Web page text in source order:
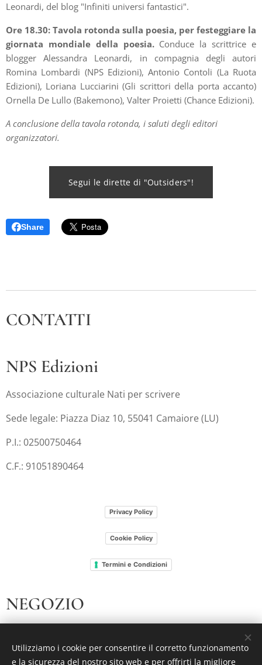
Leonardi, del blog "Infiniti universi fantastici".
Ore 18.30: Tavola rotonda sulla poesia, per festeggiare la
giornata mondiale della poesia.Conduce la scrittrice e
blogger Alessandra Leonardi, in compagnia degli autori
Romina Lombardi (NPS Edizioni), Antonio Contoli (La Ruota
Edizioni), Loriana Lucciarini (Gli scrittori della porta accanto)
Ornella De Lullo (Bakemono), Valter Proietti (Chance Edizioni).
A conclusione della tavola rotonda, i saluti degli editori
organizzatori.
Segui le dirette di "Outsiders"!
Share
CONTATTI
NPS Edizioni
Associazione culturale Nati per scrivere
Sede legale: Piazza Diaz 10, 55041 Camaiore (LU)
P.I.: 02500750464
C.F.: 91051890464
Privacy Policy
Cookie Policy
Termini e Condizioni
NEGOZIO
Chi siamo
Utilizziamo i cookie per consentire il corretto funzionamento
e la sicurezza del nostro sito web e per offrirti la migliore